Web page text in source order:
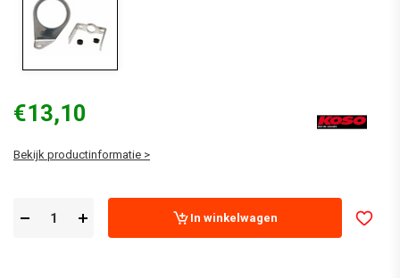
€13,10
Bekijk productinformatie >
In winkelwagen